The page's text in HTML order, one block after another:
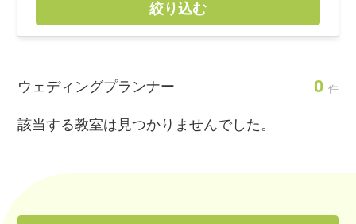
絞り込む
ウェディングプランナー 0 件
該当する教室は見つかりませんでした。